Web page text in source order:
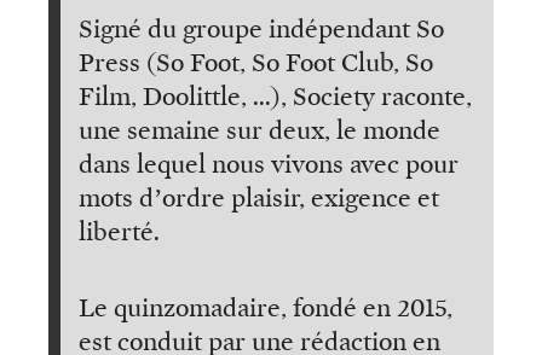
Signé du groupe indépendant So
Press (So Foot, So Foot Club, So
Film, Doolittle, ...), Society raconte,
une semaine sur deux, le monde
dans lequel nous vivons avec pour
mots d’ordre plaisir, exigence et
liberté.
Le quinzomadaire, fondé en 2015,
est conduit par une rédaction en